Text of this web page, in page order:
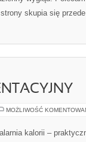
skupia się
MOŻLIWOŚĆ
kalorii –